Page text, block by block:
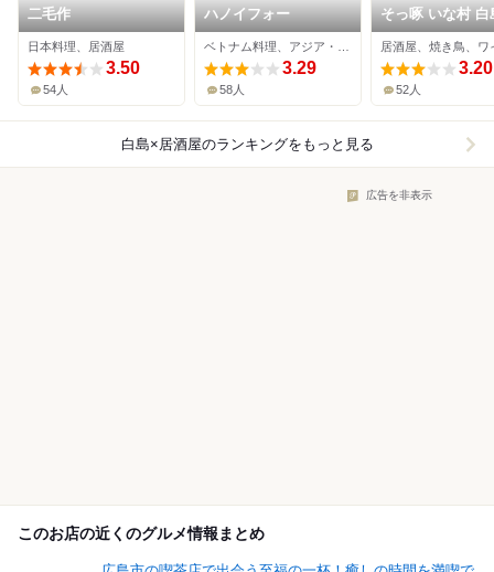
二毛作
日本料理、居酒屋
3.50
54人
ハノイフォー
3.29
58人
そっ啄
3.20
52人
白島×居酒屋のランキングをもっと見る
広告を非表示
このお店の近くのグルメ情報まとめ